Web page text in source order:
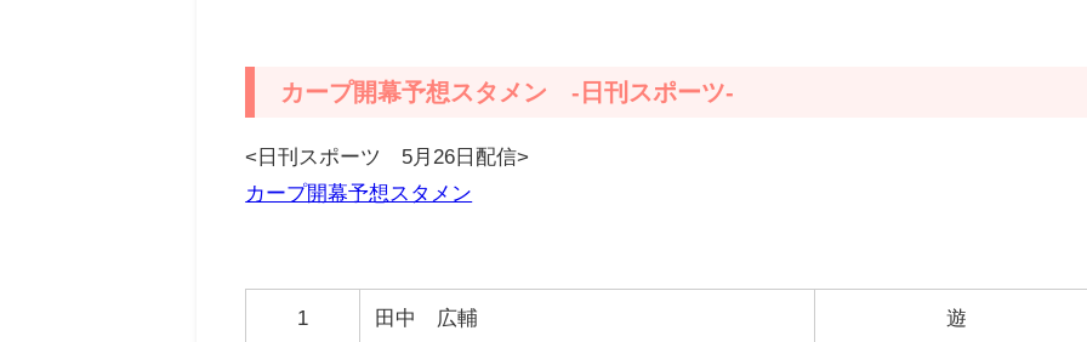
カープ開幕予想スタメン -日刊スポーツ-
<日刊スポーツ 5月26日配信>
カープ開幕予想スタメン
1 田中 広輔 遊